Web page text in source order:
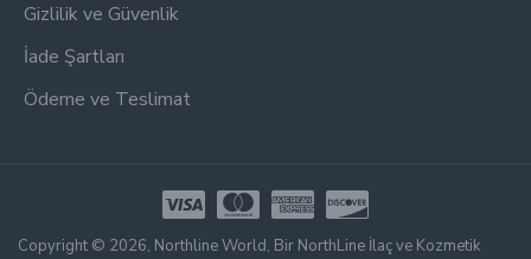
Gizlilik ve Güvenlik
İade Şartları
Ödeme ve Teslimat
Copyright © 2026, Northline World, Bir NorthLine İlaç ve Kozmetik